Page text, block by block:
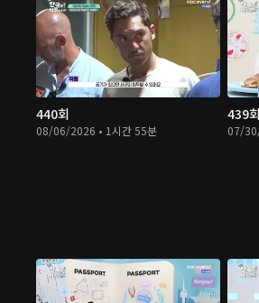
440회
08/06/2026 • 1시간 55분
439회
07/